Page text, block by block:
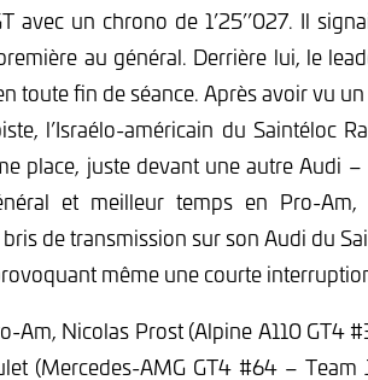
avec un chrono de 1’25’’027. Il
au général. Derrière lui, le
toute fin de séance. Après avoir vu
l’Israélo-américain du Saintéloc
place, juste devant une autre Audi –
et meilleur temps en Pro-Am,
de transmission sur son Audi du
même une courte
Am, Nicolas Prost (Alpine A110 GT4
(Mercedes-AMG GT4 #64 –